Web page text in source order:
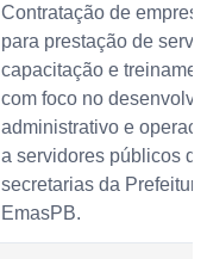
Contratação de
para prestação de
capacitação e
com foco no
administrativo e
a servidores públicos
secretarias da
EmasPB.